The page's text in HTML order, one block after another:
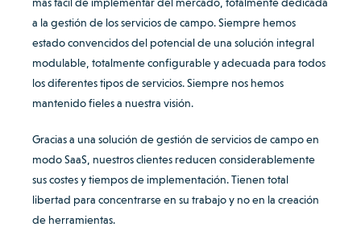
a la gestión de los servicios de campo. Siempre hemos
estado convencidos del potencial de una solución integral
modulable, totalmente configurable y adecuada para todos
los diferentes tipos de servicios. Siempre nos hemos
mantenido fieles a nuestra visión.
Gracias a una solución de gestión de servicios de campo en
modo SaaS, nuestros clientes reducen considerablemente
sus costes y tiempos de implementación. Tienen total
libertad para concentrarse en su trabajo y no en la creación
de herramientas.